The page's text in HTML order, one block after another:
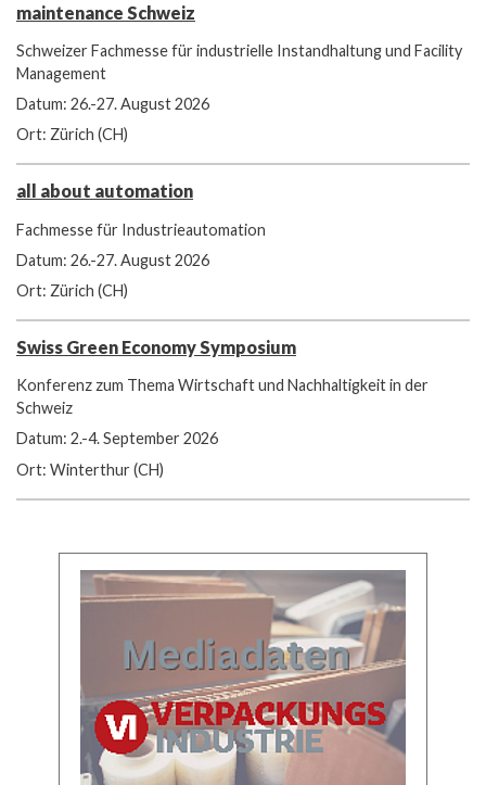
maintenance Schweiz
Schweizer Fachmesse für industrielle Instandhaltung und Facility
Management
Datum: 26.-27. August 2026
Ort: Zürich (CH)
all about automation
Fachmesse für Industrieautomation
Datum: 26.-27. August 2026
Ort: Zürich (CH)
Swiss Green Economy Symposium
Konferenz zum Thema Wirtschaft und Nachhaltigkeit in der
Schweiz
Datum: 2.-4. September 2026
Ort: Winterthur (CH)